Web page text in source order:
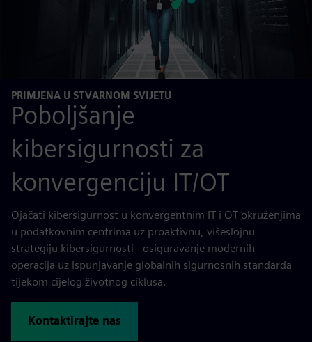
PRIMJENA U STVARNOM SVIJETU
Poboljšanje
kibersigurnosti za
konvergenciju IT/OT
Ojačati kibersigurnost u konvergentnim IT i OT okruženjima
u podatkovnim centrima uz proaktivnu, višeslojnu
strategiju kibersigurnosti - osiguravanje modernih
operacija uz ispunjavanje globalnih sigurnosnih standarda
tijekom cijelog životnog ciklusa.
Kontaktirajte nas